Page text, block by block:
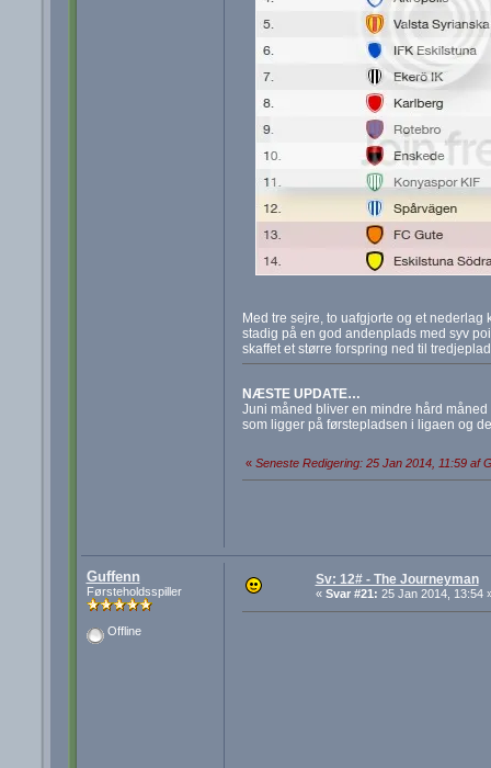
Med tre sejre, to uafgjorte og et
stadig på en god andenplads med syv
skaffet et større forspring ned til
NÆSTE UPDATE…
Juni måned bliver en mindre hård
som ligger på førstepladsen i ligaen og
« Seneste Redigering: 25 Jan 2014, 11:59 af
Guffenn
Førsteholdsspiller
Offline
Sv: 12# - The Journeyman
« Svar #21: 25 Jan 2014, 13:54